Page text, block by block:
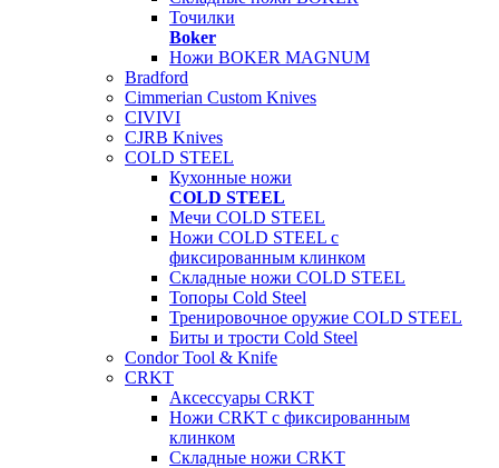
Точилки
Boker
Ножи BOKER MAGNUM
Bradford
Cimmerian Custom Knives
CIVIVI
CJRB Knives
COLD STEEL
Кухонные ножи
COLD STEEL
Мечи COLD STEEL
Ножи COLD STEEL с
фиксированным клинком
Складные ножи COLD STEEL
Топоры Cold Steel
Тренировочное оружие COLD STEEL
Биты и трости Cold Steel
Condor Tool & Knife
CRKT
Аксессуары CRKT
Ножи CRKT с фиксированным
клинком
Складные ножи CRKT